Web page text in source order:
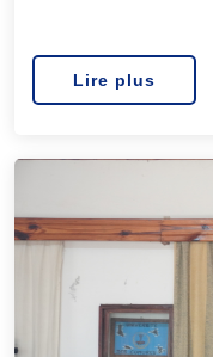
Lire plus